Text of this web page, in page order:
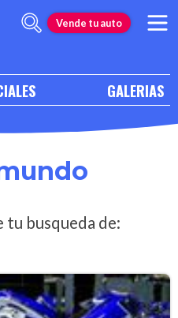
Vende tu auto
GALERIAS
busqueda de: